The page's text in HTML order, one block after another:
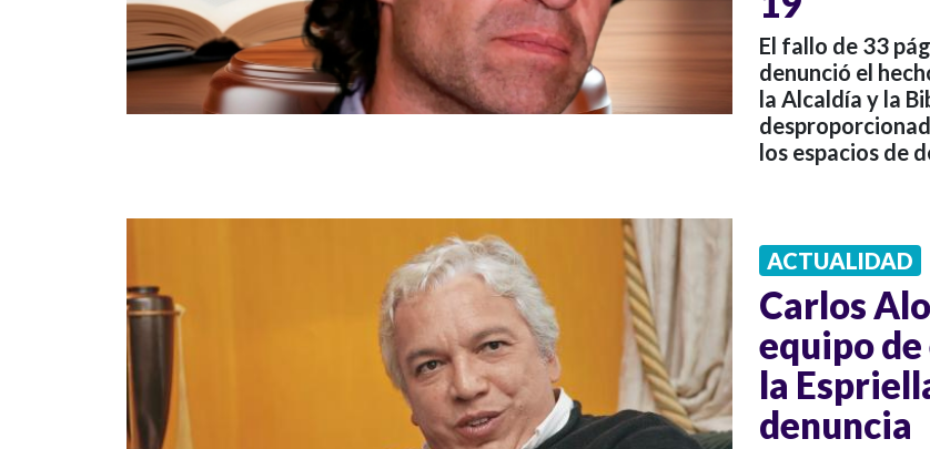
El fallo de 33
denunció el
la Alcaldía y la
los espacios de
ACTUALIDAD
Carlos
equipo
la
denuncia